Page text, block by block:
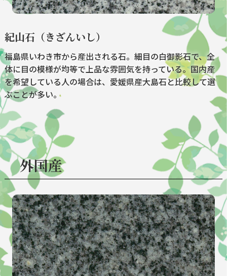
紀山石（きざんいし）
福島県いわき市から産出される石。細目の白御影石で、全
体に目の模様が均等で上品な雰囲気を持っている。国内産
を希望している人の場合は、愛媛県産大島石と比較して選
ぶことが多い。
外国産